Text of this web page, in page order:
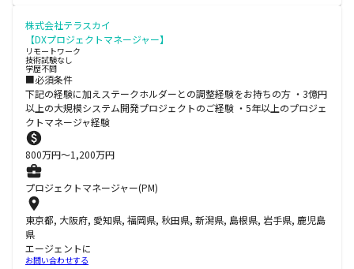
株式会社テラスカイ
【DXプロジェクトマネージャー】
リモートワーク
技術試験なし
学歴不問
■必須条件
下記の経験に加えステークホルダーとの調整経験をお持ちの方 ・3億円
以上の大規模システム開発プロジェクトのご経験 ・5年以上のプロジェ
クトマネージャ経験
800万円〜1,200万円
プロジェクトマネージャー(PM)
東京都, 大阪府, 愛知県, 福岡県, 秋田県, 新潟県, 島根県, 岩手県, 鹿児島
県
エージェントに
お問い合わせする